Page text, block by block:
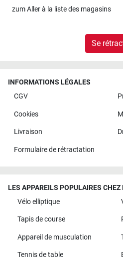
zumAller à la liste des magasins
Se
INFORMATIONS LÉGALES
CGV
Cookies
Livraison
Formulaire de rétractation
LES APPAREILS POPULAIRES
Vélo elliptique
Tapis de course
Appareil de musculation
Tennis de table